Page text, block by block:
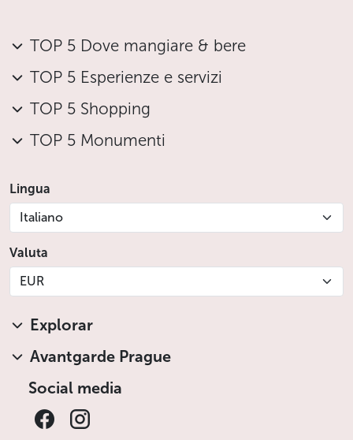
TOP 5 Dove mangiare & bere
TOP 5 Esperienze e servizi
TOP 5 Shopping
TOP 5 Monumenti
Lingua
Italiano
Valuta
EUR
Explorar
Avantgarde Prague
Social media